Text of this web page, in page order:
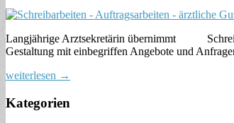
Langjährige Arztsekretärin übernimmt
Gestaltung mit einbegriffen Angebote und
weiterlesen →
Kategorien